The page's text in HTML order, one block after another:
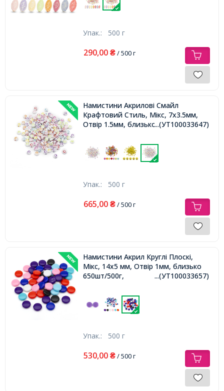
Упак.: 500 г
290,00 ₴/ 500 г
Намистини Акрилові Смайл
Крафтовий Стиль, Мікс, 7х3.5мм,
Отвір 1.5мм, близько 3400шт/500г,
...(УТ100033647)
Упак.: 500 г
665,00 ₴/ 500 г
Намистини Акрил Круглі Плоскі,
Мікс, 14х5 мм, Отвір 1мм, близько
650шт/500г,
...(УТ100033657)
Упак.: 500 г
530,00 ₴/ 500 г